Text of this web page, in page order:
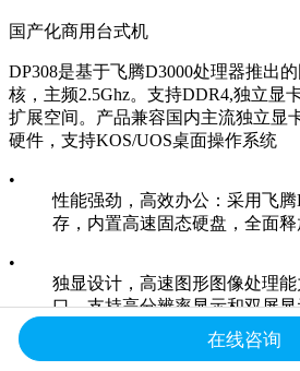
国产化商用台式机
DP308是基于飞腾D3000处理器推出
核，主频2.5Ghz。支持DDR4,独立显
扩展空间。产品兼容国内主流独立显
硬件，支持KOS/UOS桌面操作系统
•
性能强劲，高效办公：采用飞
存，内置高速固态硬盘，全面
•
独显设计，高速图形图像处理
口，支持高分辨率显示和双屏显
接口丰富，高扩展性：提供4个
在线咨询